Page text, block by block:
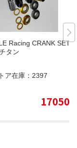
Racing CRANK SET 1
タン
ア在庫： 2397
17050